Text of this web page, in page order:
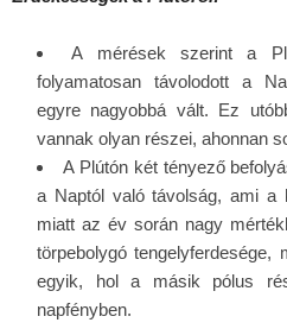
A mérések szerint a
folyamatosan távolodott a
egyre nagyobbá vált. Ez
vannak olyan részei, ahonnan
A Plútón két tényező
a Naptól való távolság, ami a
miatt az év során nagy
törpebolygó tengelyferdesége,
egyik, hol a másik pólus
napfényben.